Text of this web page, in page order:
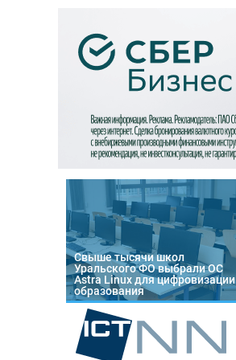
Свыше тысячи школ
Уральского ФО выбрали ОС
Astra Linux для цифровизации
образования